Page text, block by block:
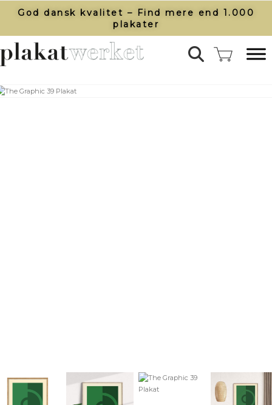
God dansk kvalitet – Find mere end 1.000
plakater​